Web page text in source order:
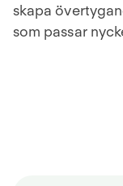
skapa
som passar